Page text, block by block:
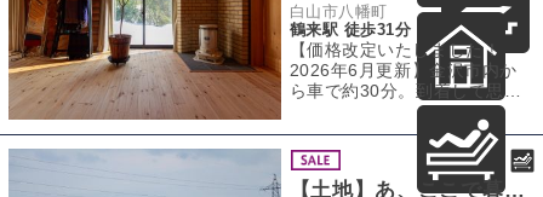
白山市八幡町
鶴来駅 徒歩31分
【価格改定いたしました！
2026年6月更新】金沢市内か
ら車で約30分。到着して思わ
ず手を広げて深呼吸。澄んだ
空気とはこ
【土地】あ、ここで暮らそう。